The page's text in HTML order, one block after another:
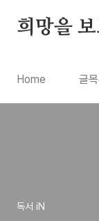
희망을
Home 글
독서 iN